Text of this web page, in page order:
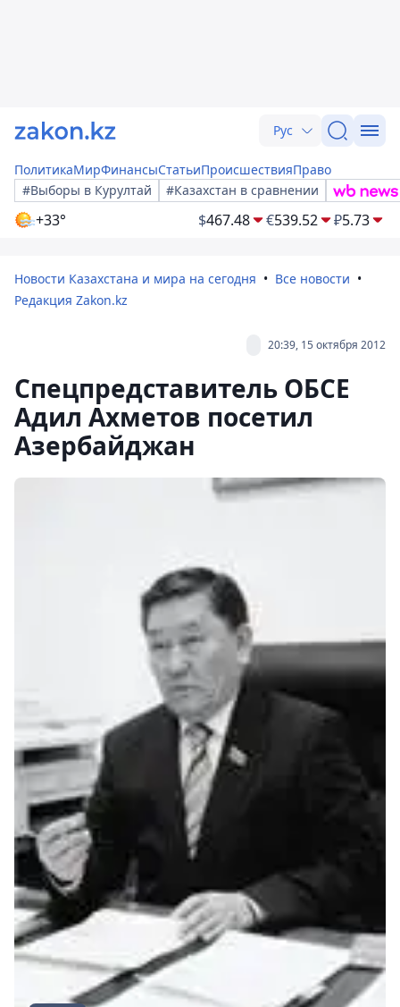
Рус
ПолитикаМирФинансыСтатьиПроисшествияПраво
#Выборы в Курултай
#Казахстан в сравнении
+33° $467.48 €539.52 ₽5.73
Новости Казахстана и мира на сегодня
Все новости
Редакция Zakon.kz
20:39, 15 октября 2012
Спецпредставитель ОБСЕ
Адил Ахметов посетил
Азербайджан